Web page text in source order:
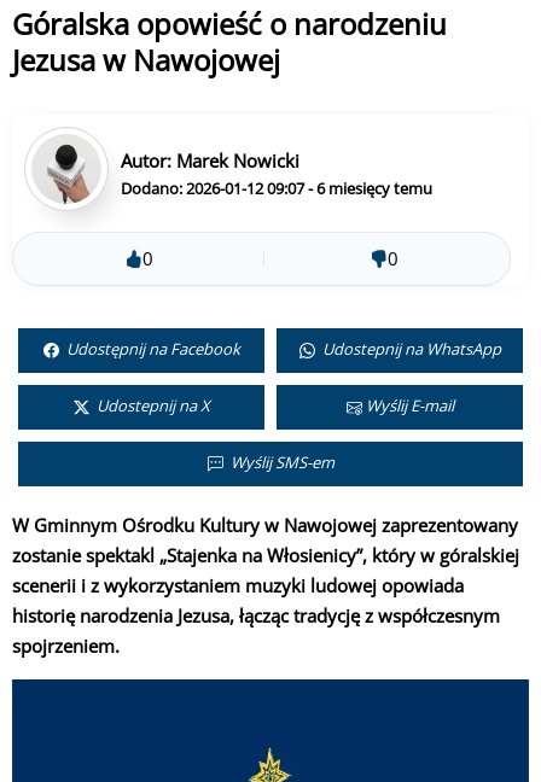
Góralska opowieść o narodzeniu
Jezusa w Nawojowej
Autor: Marek Nowicki
Dodano: 2026-01-12 09:07 - 6 miesięcy temu
0 0
Udostępnij na Facebook Udostepnij na WhatsApp
Udostepnij na X Wyślij E-mail
Wyślij SMS-em
W Gminnym Ośrodku Kultury w Nawojowej zaprezentowany
zostanie spektakl „Stajenka na Włosienicy”, który w góralskiej
scenerii i z wykorzystaniem muzyki ludowej opowiada
historię narodzenia Jezusa, łącząc tradycję z współczesnym
spojrzeniem.